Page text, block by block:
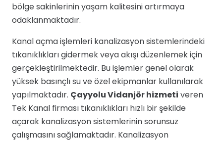
bölge sakinlerinin yaşam kalitesini artırmaya
odaklanmaktadır.
Kanal açma işlemleri kanalizasyon sistemlerindeki
tıkanıklıkları gidermek veya akışı düzenlemek için
gerçekleştirilmektedir. Bu işlemler genel olarak
yüksek basınçlı su ve özel ekipmanlar kullanılarak
yapılmaktadır. Çayyolu Vidanjör hizmeti veren
Tek Kanal firması tıkanıklıkları hızlı bir şekilde
açarak kanalizasyon sistemlerinin sorunsuz
çalışmasını sağlamaktadır. Kanalizasyon